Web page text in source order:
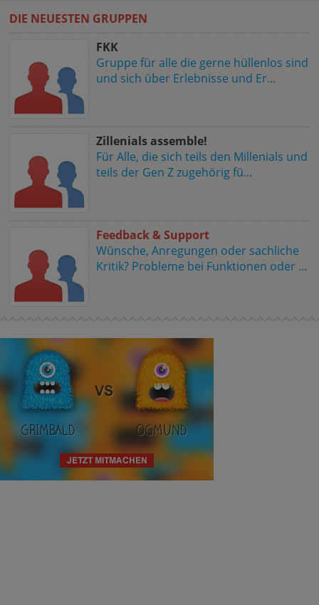
DIE NEUESTEN GRUPPEN
FKK
Gruppe für alle die gerne hüllenlos sind
und sich über Erlebnisse und Er...
Zillenials assemble!
Für Alle, die sich teils den Millenials und
teils der Gen Z zugehörig fü...
Feedback & Support
Wünsche, Anregungen oder sachliche
Kritik? Probleme bei Funktionen oder ...